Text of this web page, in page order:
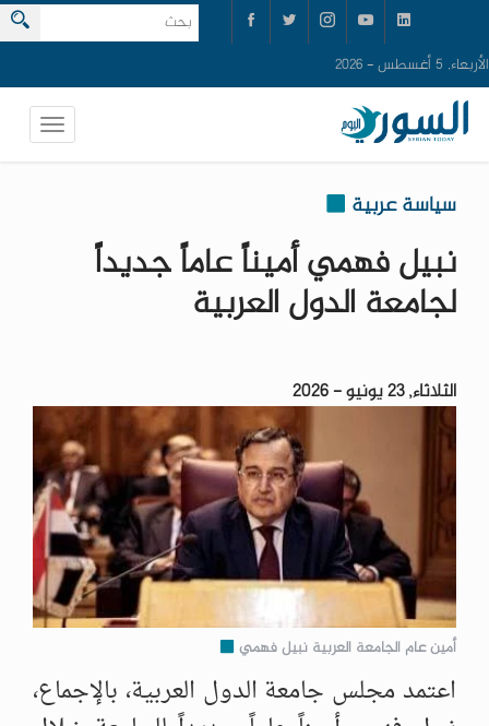
الأربعاء, 5 أغسطس - 2026
سياسة عربية
نبيل فهمي أميناً عاماً جديداً
لجامعة الدول العربية
الثلاثاء, 23 يونيو - 2026
أمين عام الجامعة العربية نبيل فهمي
اعتمد مجلس جامعة الدول العربية، بالإجماع،